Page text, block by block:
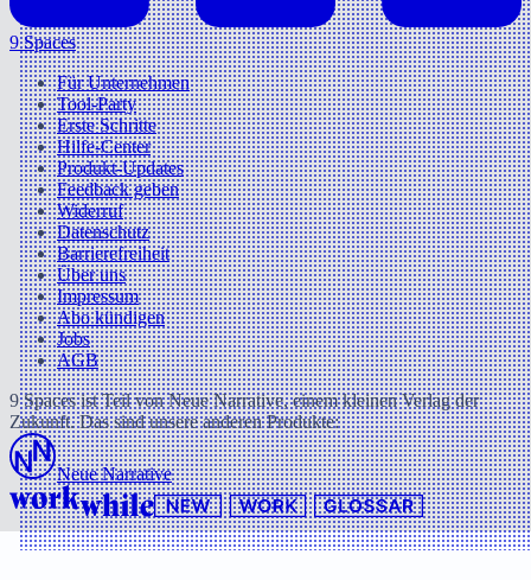
9 Spaces
Für Unternehmen
Tool-Party
Erste Schritte
Hilfe-Center
Produkt-Updates
Feedback geben
Widerruf
Datenschutz
Barrierefreiheit
Über uns
Impressum
Abo kündigen
Jobs
AGB
9 Spaces ist Teil von Neue Narrative, einem kleinen Verlag der
Zukunft. Das sind unsere anderen Produkte:
Neue Narrative